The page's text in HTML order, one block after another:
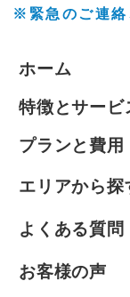
※緊急のご連絡
ホーム
特徴とサービ
プランと費用
エリアから探
よくある質問
お客様の声